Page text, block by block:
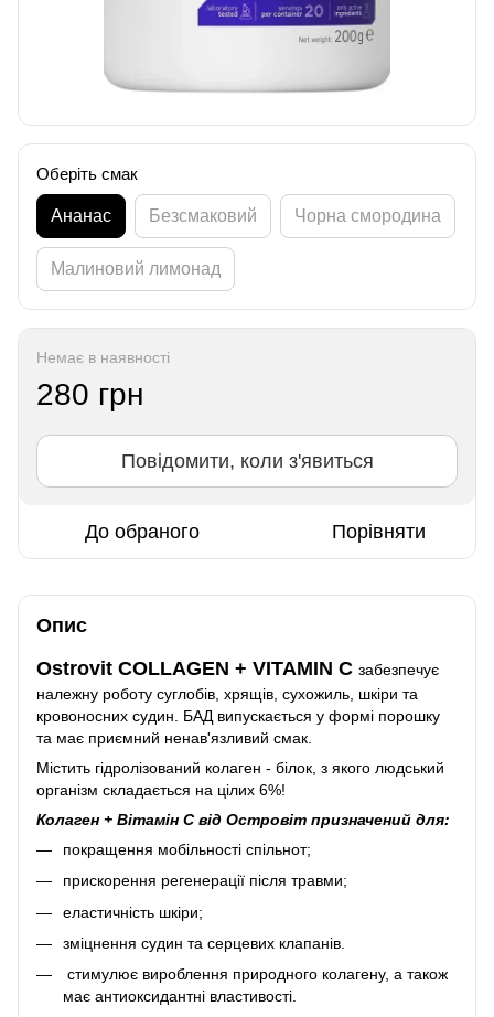
Оберіть смак
Ананас Безсмаковий Чорна смородина
Малиновий лимонад
Немає в наявності
280 грн
Повідомити, коли з'явиться
До обраного Порівняти
Опис
Ostrovit COLLAGEN + VITAMIN C забезпечує
належну роботу суглобів, хрящів, сухожиль, шкіри та
кровоносних судин. БАД випускається у формі порошку
та має приємний ненав'язливий смак.
Містить гідролізований колаген - білок, з якого людський
організм складається на цілих 6%!
Колаген + Вітамін С від Островіт призначений для:
покращення мобільності спільнот;
прискорення регенерації після травми;
еластичність шкіри;
зміцнення судин та серцевих клапанів.
стимулює вироблення природного колагену, а також
має антиоксидантні властивості.